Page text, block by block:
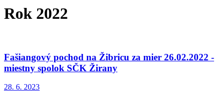
Rok 2022
Fašiangový pochod na Žibricu za mier 26.02.2022 -
miestny spolok SČK Žirany
28. 6. 2023